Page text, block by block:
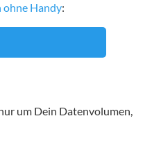
ohne Handy:
um Dein Datenvolumen,